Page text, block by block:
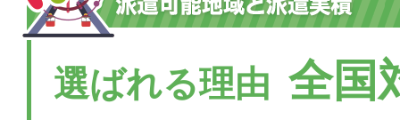
選ばれる理由 全国